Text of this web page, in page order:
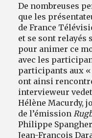
De nombreuses
que les
de France
et se sont relayés
pour animer ce
avec les
participants aux «
ont ainsi
intervieweur
Hélène Macurdy,
de l’émission
Philippe
Jean-François